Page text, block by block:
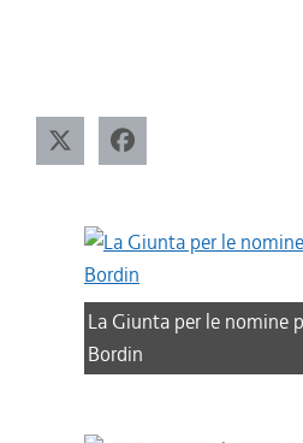
La Giunta per le nomine
Bordin